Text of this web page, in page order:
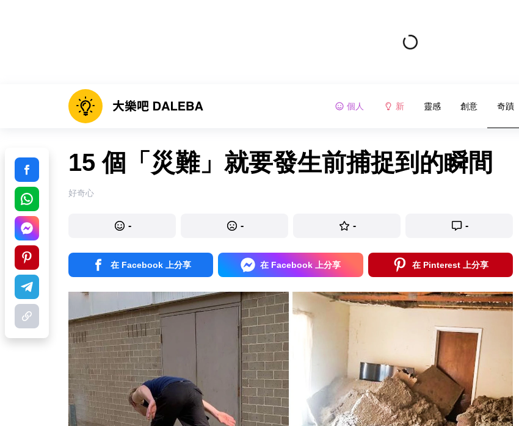
個人 新 靈感 創意 奇蹟
15 個「災難」就要發生前捕捉到的瞬間
好奇心
- - - -
在 Facebook 上分享 在 Facebook 上分享 在 Pinterest 上分享